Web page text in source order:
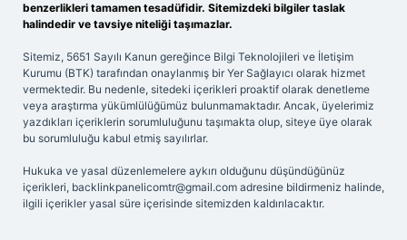
benzerlikleri tamamen tesadüfidir. Sitemizdeki bilgiler taslak
halindedir ve tavsiye niteliği taşımazlar.
Sitemiz, 5651 Sayılı Kanun gereğince Bilgi Teknolojileri ve İletişim
Kurumu (BTK) tarafından onaylanmış bir Yer Sağlayıcı olarak hizmet
vermektedir. Bu nedenle, sitedeki içerikleri proaktif olarak denetleme
veya araştırma yükümlülüğümüz bulunmamaktadır. Ancak, üyelerimiz
yazdıkları içeriklerin sorumluluğunu taşımakta olup, siteye üye olarak
bu sorumluluğu kabul etmiş sayılırlar.
Hukuka ve yasal düzenlemelere aykırı olduğunu düşündüğünüz
içerikleri, backlinkpanelicomtr@gmail.com adresine bildirmeniz halinde,
ilgili içerikler yasal süre içerisinde sitemizden kaldırılacaktır.